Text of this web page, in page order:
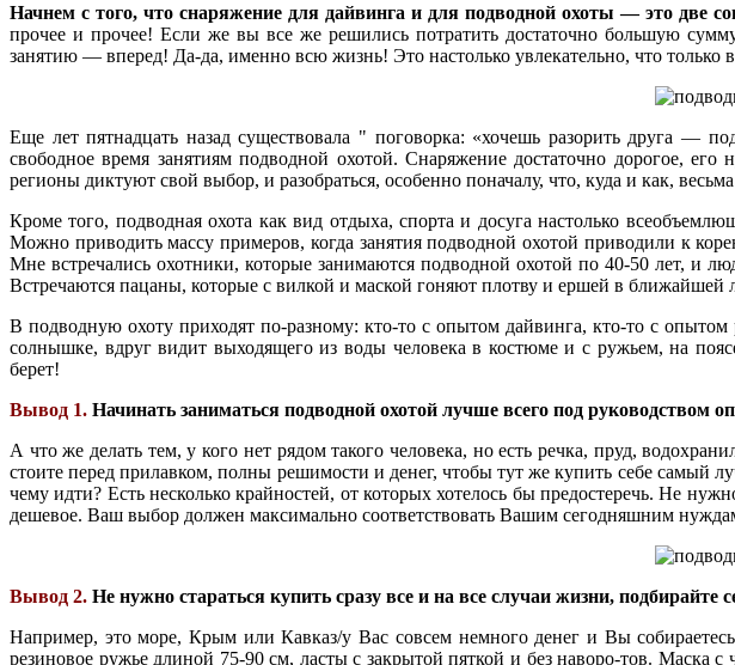
Начнем с того, что снаряжение для дайвинга и для подводной охоты — это две
прочее и прочее! Если же вы все же решились потратить достаточно большую
занятию — вперед! Да-да, именно всю жизнь! Это настолько увлекательно, что
Еще лет пятнадцать назад существовала " поговорка: «хочешь разорить друга —
свободное время занятиям подводной охотой. Снаряжение достаточно дорогое,
регионы диктуют свой выбор, и разобраться, особенно поначалу, что, куда и как,
Кроме того, подводная охота как вид отдыха, спорта и досуга настолько
Можно приводить массу примеров, когда занятия подводной охотой приводили к
Мне встречались охотники, которые занимаются подводной охотой по 40-50 лет, и
Встречаются пацаны, которые с вилкой и маской гоняют плотву и ершей в
В подводную охоту приходят по-разному: кто-то с опытом дайвинга, кто-то с
солнышке, вдруг видит выходящего из воды человека в костюме и с ружьем, на
берет!
Вывод 1. Начинать заниматься подводной охотой лучше всего под руководством
А что же делать тем, у кого нет рядом такого человека, но есть речка, пруд,
стоите перед прилавком, полны решимости и денег, чтобы тут же купить себе самый
чему идти? Есть несколько крайностей, от которых хотелось бы предостеречь. Не
дешевое. Ваш выбор должен максимально соответствовать Вашим сегодняшним
Вывод 2. Не нужно стараться купить сразу все и на все случаи жизни, подбирайте
Например, это море, Крым или Кавказ/у Вас совсем немного денег и Вы
резиновое ружье длиной 75-90 см, ласты с закрытой пяткой и без наворо-тов. Маска